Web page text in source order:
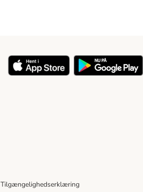
Tilgængelighedserklæring